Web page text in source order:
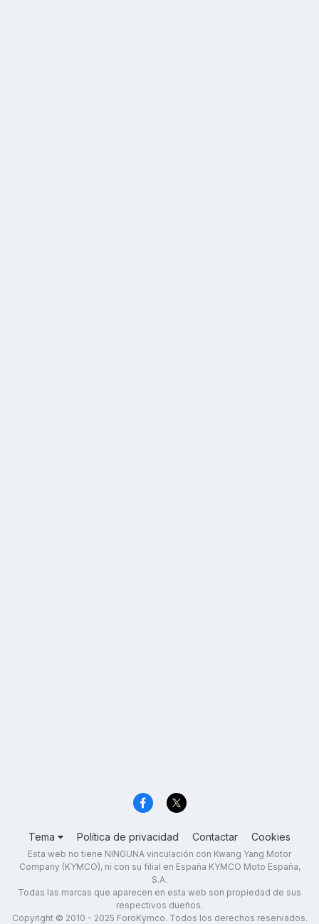
Tema Política de privacidad Contactar Cookies
Esta web no tiene NINGUNA vinculación con Kwang Yang Motor
Company (KYMCO), ni con su filial en España KYMCO Moto España,
S.A.
Todas las marcas que aparecen en esta web son propiedad de sus
respectivos dueños.
Copyright © 2010 - 2025 ForoKymco. Todos los derechos reservados.